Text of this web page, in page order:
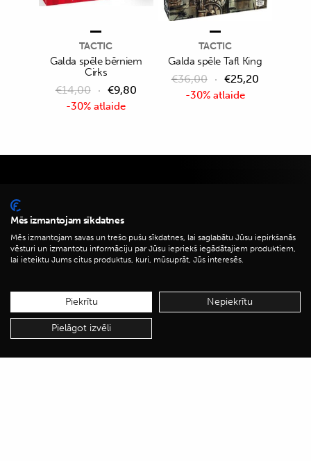
-30% atlaide
TACTIC
Galda spēle bērniem
Cirks
€14,00 €9,80 -30% atlaide
TACTIC
Galda spēle Tafl King
€36,00 €25,20
īpašajiem piedāvājumiem! Pievienojies. Iegūsti vairāk.
Mēs izmantojam sīkdatnes
Mēs izmantojam savas un trešo pušu sīkdatnes, lai saglabātu Jūsu iepirkšanās
vēsturi un izmantotu informāciju par Jūsu iepriekš iegādātajiem produktiem,
lai ieteiktu Jums citus produktus, kuri, mūsuprāt, Jūs interesēs.
Piekrītu Nepiekrītu
Pielāgot izvēli